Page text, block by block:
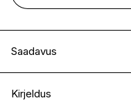
Saadavus
I.L.U. Kristiine
Kirjeldus